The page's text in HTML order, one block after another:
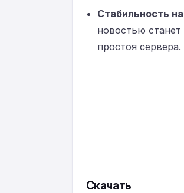
Стабильность
новостью
простоя
Скачать